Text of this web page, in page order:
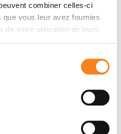
combiner celles-ci
vous leur avez fournies
de votre utilisation de leurs
Christiane Mittmann,
Raymond L. Barnhill,